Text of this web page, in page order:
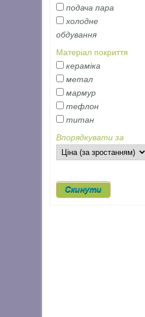
подача пара
холодне
обдування
Матеріал покриття
кераміка
метал
мармур
тефлон
титан
Впорядкувати за